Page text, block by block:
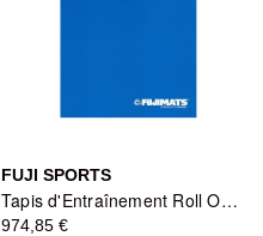
FUJI SPORTS
Tapis d'Entraînement Roll Out Smooth Series Blue Fuji Sports
974,85 €